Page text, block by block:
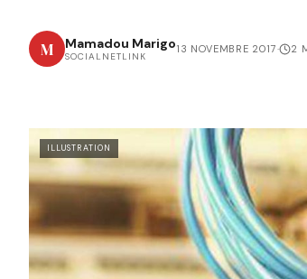
M Mamadou Marigo
SOCIALNETLINK
13 NOVEMBRE 2017· 2
ILLUSTRATION